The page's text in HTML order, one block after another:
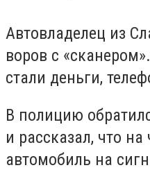
Автовладелец из
воров с
стали деньги,
В полицию
и рассказал, что на
автомобиль на